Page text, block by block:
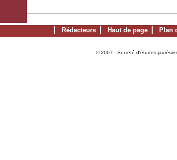
Rédacteurs Haut de page Plan
© 2007 - Société d'études